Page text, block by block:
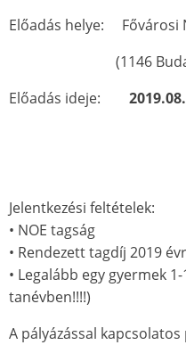
Előadás helye: Fővárosi
(1146 Budapest
Előadás ideje:
Jelentkezési feltételek:
• NOE tagság
• Rendezett tagdíj 2019
• Legalább egy gyermek
tanévben!!!!)
A pályázással